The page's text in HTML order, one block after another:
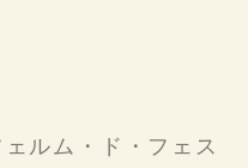
ルム・ド・フェス